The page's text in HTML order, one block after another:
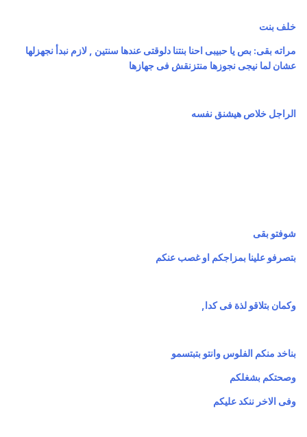
خلف بنت
مراته بقى: بص يا حبيبى احنا بنتنا دلوقتى عندها سنتين , لازم نبدأ نجهزلها
عشان لما نيجى نجوزها منتزنقش فى جهازها
الراجل خلاص هيشنق نفسه
شوفتو بقى
بتصرفو علينا بمزاجكم او غصب عنكم
وكمان بتلاقو لذة فى كدا,
بناخد منكم الفلوس وانتو بتبتسمو
وصحتكم بشغلكم
وفى الاخر ننكد عليكم